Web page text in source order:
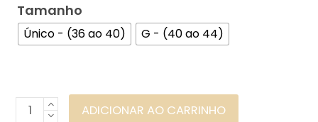
Tamanho
Único - (36 ao 40) G - (40 ao 44)
Conjunto
ADICIONAR AO CARRINHO